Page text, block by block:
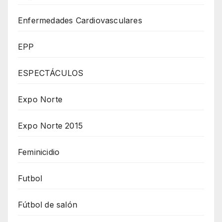
Enfermedades Cardiovasculares
EPP
ESPECTÁCULOS
Expo Norte
Expo Norte 2015
Feminicidio
Futbol
Fútbol de salón